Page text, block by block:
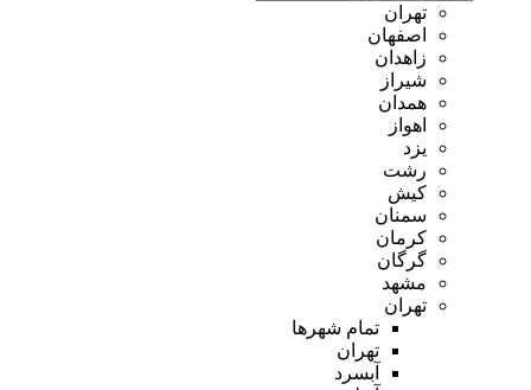
تهران
اصفهان
زاهدان
شیراز
همدان
اهواز
یزد
رشت
کیش
سمنان
کرمان
گرگان
مشهد
تهران
تمام شهر‌ها
تهران
آبسرد